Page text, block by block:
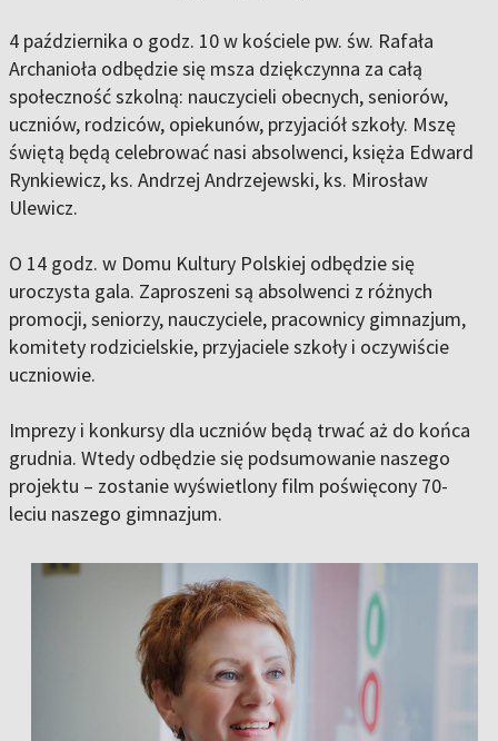
4 października o godz. 10 w kościele pw. św. Rafała
Archanioła odbędzie się msza dziękczynna za całą
społeczność szkolną: nauczycieli obecnych, seniorów,
uczniów, rodziców, opiekunów, przyjaciół szkoły. Mszę
świętą będą celebrować nasi absolwenci, księża Edward
Rynkiewicz, ks. Andrzej Andrzejewski, ks. Mirosław
Ulewicz.
O 14 godz. w Domu Kultury Polskiej odbędzie się
uroczysta gala. Zaproszeni są absolwenci z różnych
promocji, seniorzy, nauczyciele, pracownicy gimnazjum,
komitety rodzicielskie, przyjaciele szkoły i oczywiście
uczniowie.
Imprezy i konkursy dla uczniów będą trwać aż do końca
grudnia. Wtedy odbędzie się podsumowanie naszego
projektu – zostanie wyświetlony film poświęcony 70-
leciu naszego gimnazjum.